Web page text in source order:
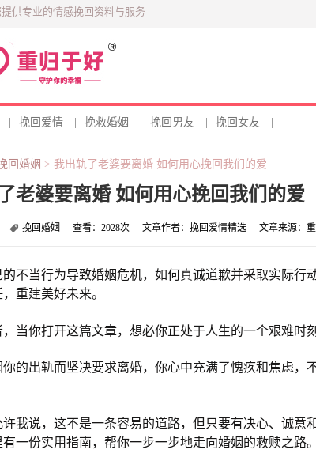
供专业的情感挽回资料与服务
挽回爱情 挽救婚姻 挽回男友 挽回女友
回婚姻 > 我出轨了老婆要离婚 如何用心挽回我们的爱
老婆要离婚 如何用心挽回我们的爱
挽回婚姻 查看： 2028次 文章作者： 挽回爱情精选 文章来源：
的不当行为导致婚姻危机，如何真诚道歉并采取实际行
重建美好未来。
当你打开这篇文章，想必你正处于人生的一个艰难时刻
你的出轨而坚决要求离婚，你心中充满了愧疚和焦虑，
我说，这不是一条容易的道路，但只要有决心、诚意
一份实用指南，帮你一步一步地走向婚姻的救赎之路。